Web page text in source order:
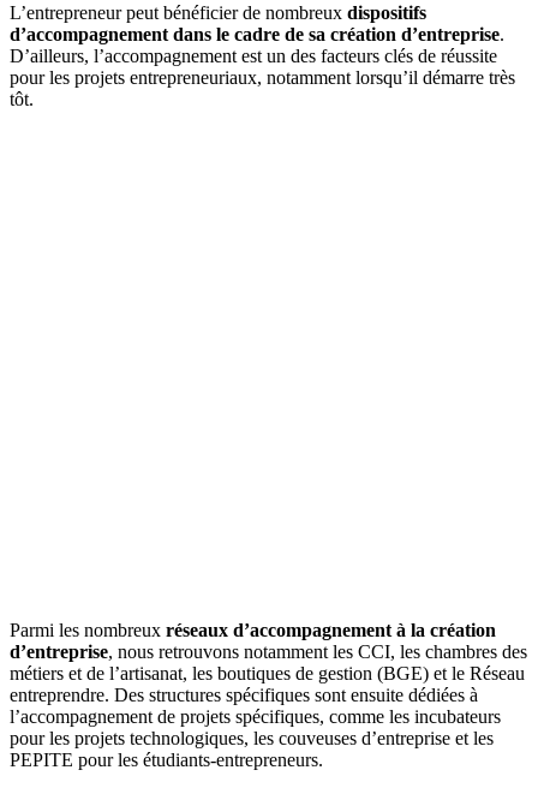
L’entrepreneur peut bénéficier de nombreux dispositifs
d’accompagnement dans le cadre de sa création d’entreprise.
D’ailleurs, l’accompagnement est un des facteurs clés de réussite
pour les projets entrepreneuriaux, notamment lorsqu’il démarre très
tôt.
Parmi les nombreux réseaux d’accompagnement à la création
d’entreprise, nous retrouvons notamment les CCI, les chambres des
métiers et de l’artisanat, les boutiques de gestion (BGE) et le Réseau
entreprendre. Des structures spécifiques sont ensuite dédiées à
l’accompagnement de projets spécifiques, comme les incubateurs
pour les projets technologiques, les couveuses d’entreprise et les
PEPITE pour les étudiants-entrepreneurs.